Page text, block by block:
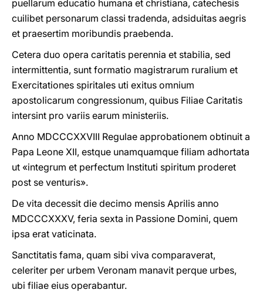
puellarum educatio humana et christiana, catechesis
cuilibet personarum classi tradenda, adsiduitas aegris
et praesertim moribundis praebenda.
Cetera duo opera caritatis perennia et stabilia, sed
intermittentia, sunt formatio magistrarum ruralium et
Exercitationes spiritales uti exitus omnium
apostolicarum congressionum, quibus Filiae Caritatis
intersint pro variis earum ministeriis.
Anno MDCCCXXVIII Regulae approbationem obtinuit a
Papa Leone XII, estque unamquamque filiam adhortata
ut «integrum et perfectum Instituti spiritum proderet
post se venturis».
De vita decessit die decimo mensis Aprilis anno
MDCCCXXXV, feria sexta in Passione Domini, quem
ipsa erat vaticinata.
Sanctitatis fama, quam sibi viva comparaverat,
celeriter per urbem Veronam manavit perque urbes,
ubi filiae eius operabantur.